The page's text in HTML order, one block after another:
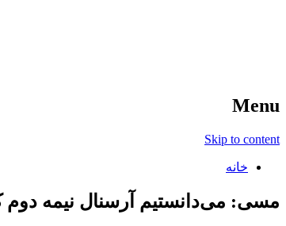
Menu
Skip to content
خانه
مسی: می‌دانستیم آرسنال نیمه